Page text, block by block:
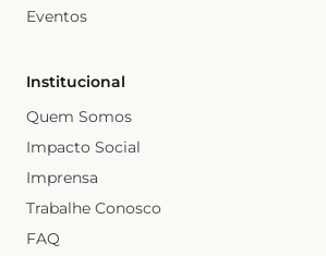
Eventos
Institucional
Quem Somos
Impacto Social
Imprensa
Trabalhe Conosco
FAQ